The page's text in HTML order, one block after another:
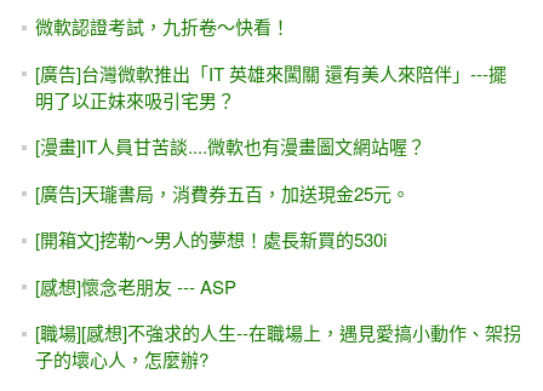
微軟認證考試，九折卷～快看！
[廣告]台灣微軟推出「IT 英雄來闖關 還有美人來陪伴」---擺
明了以正妹來吸引宅男？
[漫畫]IT人員甘苦談....微軟也有漫畫圖文網站喔？
[廣告]天瓏書局，消費券五百，加送現金25元。
[開箱文]挖勒～男人的夢想！處長新買的530i
[感想]懷念老朋友 --- ASP
[職場][感想]不強求的人生--在職場上，遇見愛搞小動作、架拐
子的壞心人，怎麼辦?